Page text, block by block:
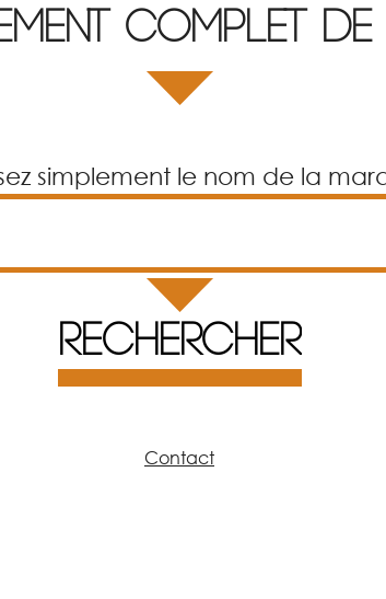
complet
simplement le nom de la
Contact